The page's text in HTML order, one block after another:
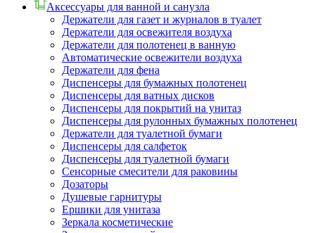
Аксессуары для ванной и санузла
Держатели для газет и журналов в туалет
Держатели для освежителя воздуха
Держатели для полотенец в ванную
Автоматические освежители воздуха
Держатели для фена
Диспенсеры для бумажных полотенец
Диспенсеры для ватных дисков
Диспенсеры для покрытий на унитаз
Диспенсеры для рулонных бумажных полотенец
Держатели для туалетной бумаги
Диспенсеры для салфеток
Диспенсеры для туалетной бумаги
Сенсорные смесители для раковины
Дозаторы
Душевые гарнитуры
Ершики для унитаза
Зеркала косметические